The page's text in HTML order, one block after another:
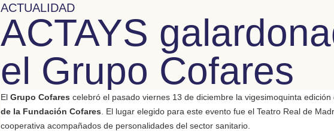
ACTUALIDAD
ACTAYS
el Grupo Cofares
El Grupo Cofares celebró el pasado viernes 13 de diciembre la vigesimoquinta edición
de la Fundación Cofares . El lugar elegido para este evento fue el Teatro Real de
cooperativa acompañados de personalidades del sector sanitario.